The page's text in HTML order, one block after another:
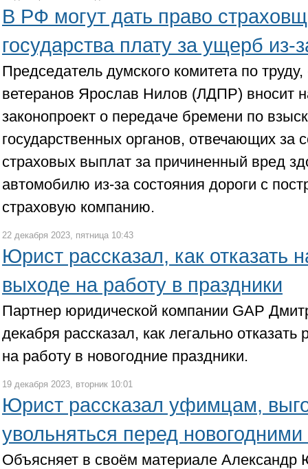
В РФ могут дать право
государства плату за ущерб из-
Председатель думского комитета по
ветеранов Ярослав Нилов (ЛДПР) вносит
законопроект о передаче бремени по
государственных органов, отвечающих за
страховых выплат за причиненный вред
автомобилю из-за состояния дороги с
страховую компанию.
22 декабря 2023, пятница 10:43
Юрист рассказал, как отказать
выходе на работу в праздники
Партнер юридической компании GAP
декабря рассказал, как легально
на работу в новогодние праздники.
19 декабря 2023, вторник 10:01
Юрист рассказал уфимцам,
увольняться перед
Объясняет в своём материале Александр